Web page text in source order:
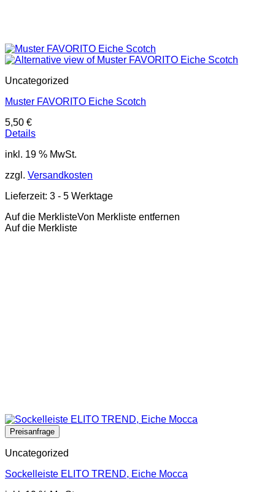
Uncategorized
Muster FAVORITO Eiche Scotch
5,50 €
Details
inkl. 19 % MwSt.
zzgl. Versandkosten
Lieferzeit: 3 - 5 Werktage
Auf die MerklisteVon Merkliste entfernen
Auf die Merkliste
Uncategorized
Sockelleiste ELITO TREND, Eiche Mocca